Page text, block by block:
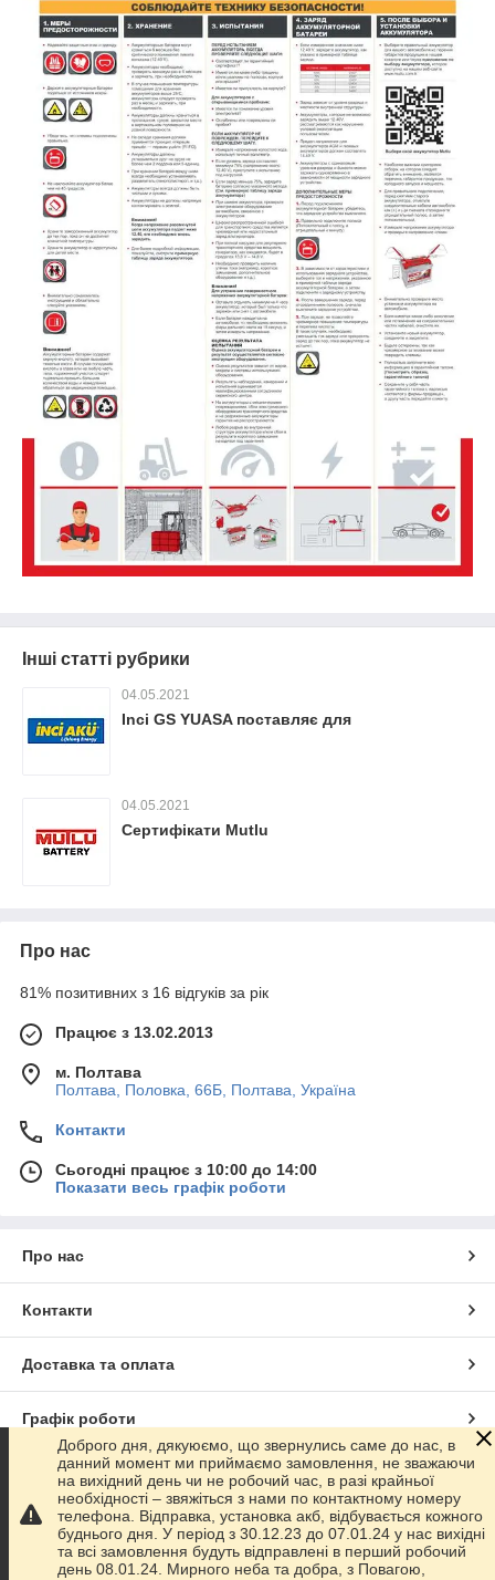
Інші статті рубрики
04.05.2021
Inci GS YUASA поставляє для
04.05.2021
Сертифікати Mutlu
Про нас
81% позитивних з 16 відгуків за рік
Працює з 13.02.2013
м. Полтава
Полтава, Половка, 66Б, Полтава, Україна
Контакти
Сьогодні працює з 10:00 до 14:00
Показати весь графік роботи
Про нас
Контакти
Доставка та оплата
Графік роботи
Повна версія сайту
Сайт створено на маркетплейсіProm.ua
Доброго дня, дякуюємо, що звернулись саме до нас, в
данний момент ми приймаємо замовлення, не зважаючи
на вихідний день чи не робочий час, в разі крайньої
необхідності – звяжіться з нами по контактному номеру
телефона. Відправка, установка акб, відбувається кожного
буднього дня. У період з 30.12.23 до 07.01.24 у нас вихідні
та всі замовлення будуть відправлені в перший робочий
день 08.01.24. Мирного неба та добра, з Повагою,